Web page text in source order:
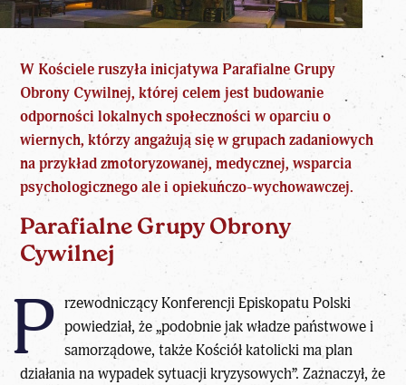
W Kościele ruszyła inicjatywa Parafialne Grupy
Obrony Cywilnej, której celem jest budowanie
odporności lokalnych społeczności w oparciu o
wiernych, którzy angażują się w grupach zadaniowych
na przykład zmotoryzowanej, medycznej, wsparcia
psychologicznego ale i opiekuńczo-wychowawczej.
Parafialne Grupy Obrony
Cywilnej
P rzewodniczący Konferencji Episkopatu Polski
powiedział, że „podobnie jak władze państwowe i
samorządowe, także Kościół katolicki maplan
działania na wypadek sytuacji kryzysowych”. Zaznaczył, że